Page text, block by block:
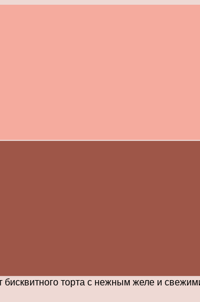
бисквитного торта с нежным желе и